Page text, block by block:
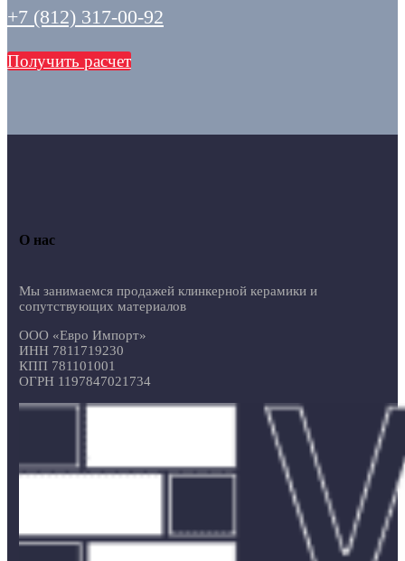
+7 (812) 317-00-92
Получить расчет
О нас
Мы занимаемся продажей клинкерной керамики и
сопутствующих материалов
ООО «Евро Импорт»
ИНН 7811719230
КПП 781101001
ОГРН 1197847021734